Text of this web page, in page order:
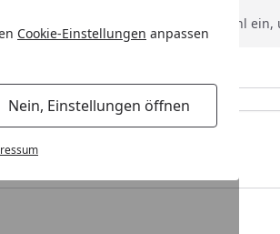
Cookie-Einstellungen anpassen
Nein, Einstellungen öffnen
und Ihre Postleitzahl